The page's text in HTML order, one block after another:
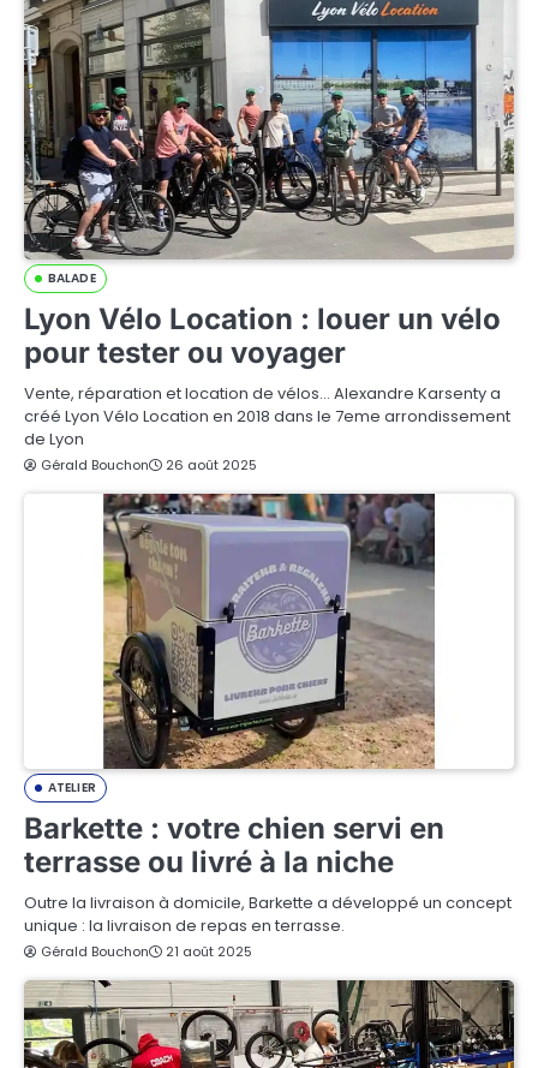
BALADE
Lyon Vélo Location : louer un vélo
pour tester ou voyager
Vente, réparation et location de vélos… Alexandre Karsenty a
créé Lyon Vélo Location en 2018 dans le 7eme arrondissement
de Lyon
Gérald Bouchon 26 août 2025
ATELIER
Barkette : votre chien servi en
terrasse ou livré à la niche
Outre la livraison à domicile, Barkette a développé un concept
unique : la livraison de repas en terrasse.
Gérald Bouchon 21 août 2025